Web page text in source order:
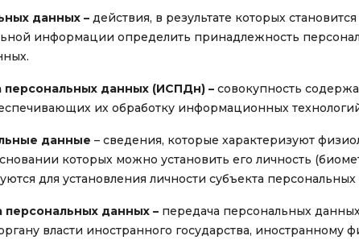
данных – действия, в результате которых
информации определить принадлежность
данных (ИСПДн) – совокупность
их обработку информационных
данные – сведения, которые характеризуют
которых можно установить его личность
для установления личности субъекта
персональных данных – передача персональных
власти иностранного государства, иностранному